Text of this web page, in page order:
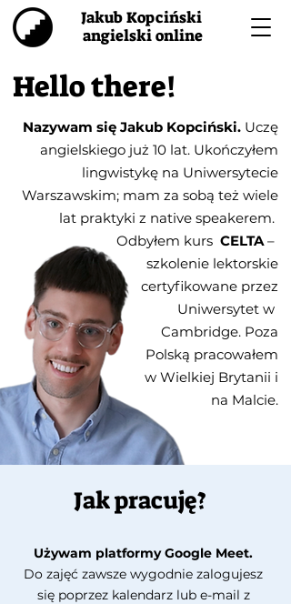
Jakub Kopciński
angielski online
Hello there!
Nazywam się Jakub Kopciński. Uczę
angielskiego już 10 lat. Ukończyłem
lingwistykę na Uniwersytecie
Warszawskim; mam za sobą też wiele
lat praktyki z native speakerem.
Odbyłem kurs CELTA –
szkolenie lektorskie
certyfikowane przez
Uniwersytet w
Cambridge. Poza
Polską pracowałem
w Wielkiej Brytanii i
na Malcie.
Jak pracuję?
Używam platformy Google Meet.
Do zajęć zawsze wygodnie zalogujesz
się poprzez kalendarz lub e-mail z